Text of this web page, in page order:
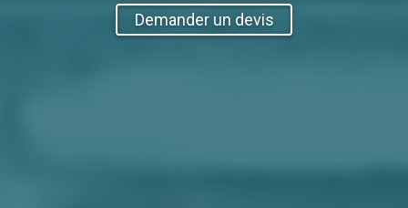
Demander un devis